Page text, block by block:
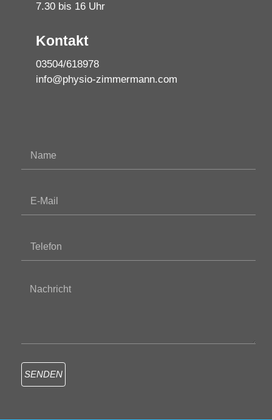
7.30 bis 16 Uhr
Kontakt
03504/618978
info@physio-zimmermann.com
SENDEN